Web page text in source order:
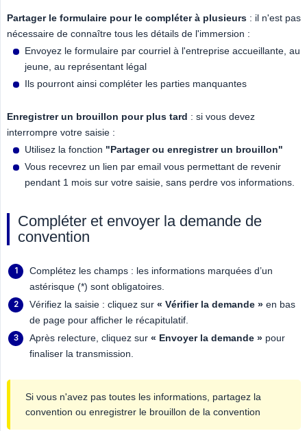
Partager le formulaire pour le compléter à plusieurs : il n'est pas
nécessaire de connaître tous les détails de l'immersion :
Envoyez le formulaire par courriel à l'entreprise accueillante, au
jeune, au représentant légal
Ils pourront ainsi compléter les parties manquantes
Enregistrer un brouillon pour plus tard : si vous devez
interrompre votre saisie :
Utilisez la fonction "Partager ou enregistrer un brouillon"
Vous recevrez un lien par email vous permettant de revenir
pendant 1 mois sur votre saisie, sans perdre vos informations.
Compléter et envoyer la demande de
convention
Complétez les champs : les informations marquées d’un
astérisque (*) sont obligatoires.
Vérifiez la saisie : cliquez sur « Vérifier la demande » en bas
de page pour afficher le récapitulatif.
Après relecture, cliquez sur « Envoyer la demande » pour
finaliser la transmission.
Si vous n'avez pas toutes les informations, partagez la
convention ou enregistrer le brouillon de la convention